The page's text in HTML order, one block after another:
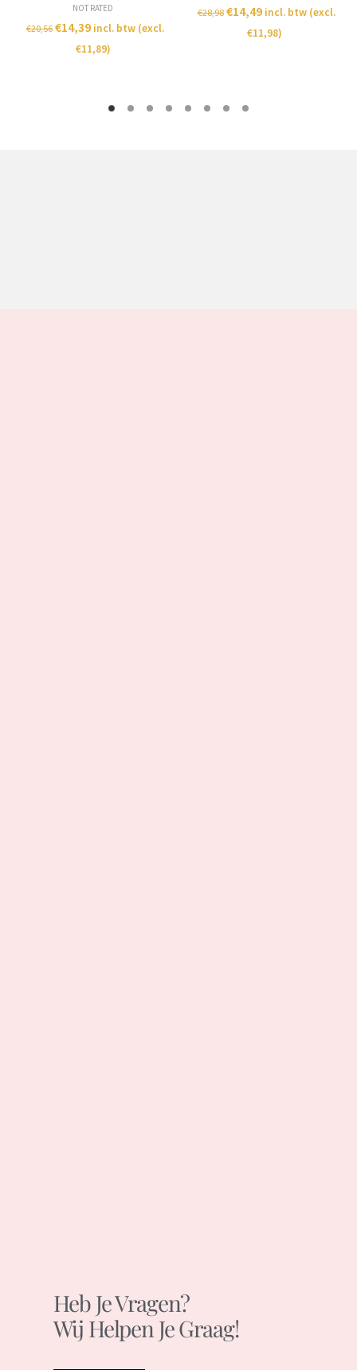
NOT RATED
€20,56 €14,39 incl. btw (excl.
€11,89)
€28,98 €14,49 incl. btw (excl.
€11,98)
Heb Je Vragen?
Wij Helpen Je Graag!